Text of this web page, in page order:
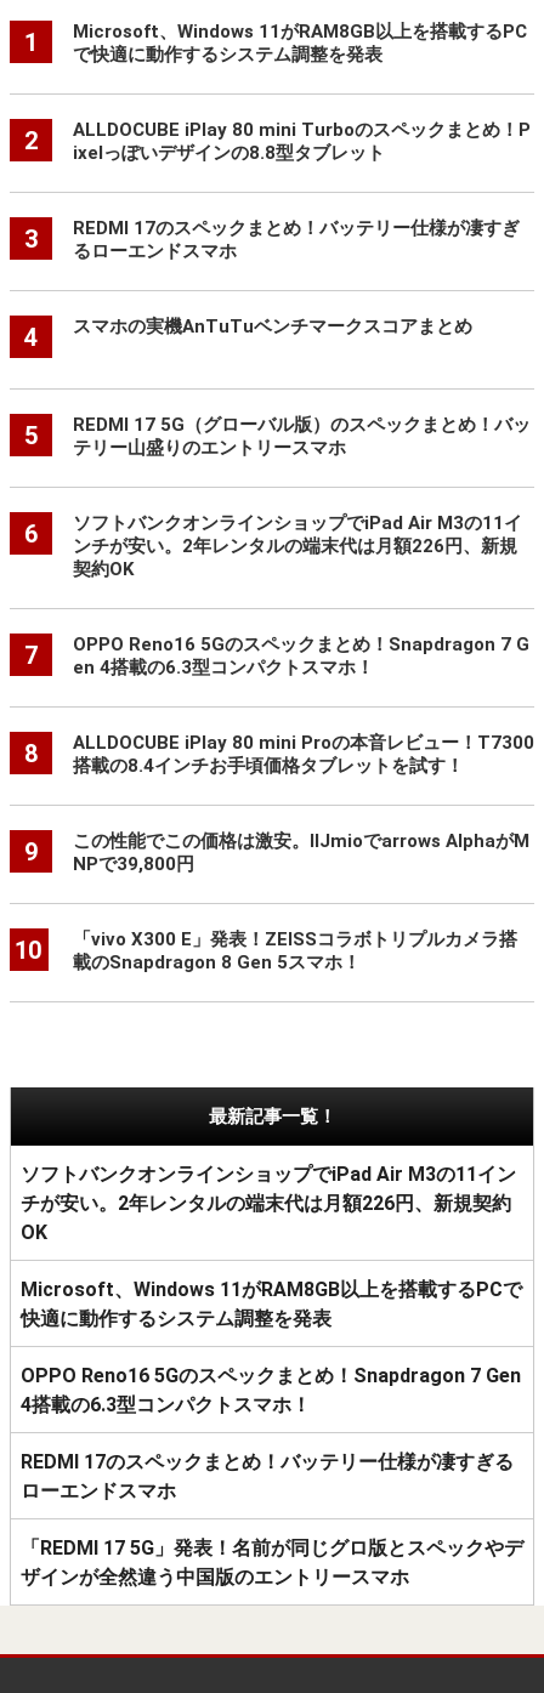
1
Microsoft、Windows 11がRAM8GB以上を搭載するPC
で快適に動作するシステム調整を発表
2
ALLDOCUBE iPlay 80 mini Turboのスペックまとめ！P
ixelっぽいデザインの8.8型タブレット
3
REDMI 17のスペックまとめ！バッテリー仕様が凄すぎ
るローエンドスマホ
4 スマホの実機AnTuTuベンチマークスコアまとめ
5
REDMI 17 5G（グローバル版）のスペックまとめ！バッ
テリー山盛りのエントリースマホ
6
ソフトバンクオンラインショップでiPad Air M3の11イ
ンチが安い。2年レンタルの端末代は月額226円、新規
契約OK
7
OPPO Reno16 5Gのスペックまとめ！Snapdragon 7 G
en 4搭載の6.3型コンパクトスマホ！
8
ALLDOCUBE iPlay 80 mini Proの本音レビュー！T7300
搭載の8.4インチお手頃価格タブレットを試す！
9
この性能でこの価格は激安。IIJmioでarrows AlphaがM
NPで39,800円
10
「vivo X300 E」発表！ZEISSコラボトリプルカメラ搭
載のSnapdragon 8 Gen 5スマホ！
最新記事一覧！
ソフトバンクオンラインショップでiPad Air M3の11イン
チが安い。2年レンタルの端末代は月額226円、新規契約
OK
Microsoft、Windows 11がRAM8GB以上を搭載するPCで
快適に動作するシステム調整を発表
OPPO Reno16 5Gのスペックまとめ！Snapdragon 7 Gen
4搭載の6.3型コンパクトスマホ！
REDMI 17のスペックまとめ！バッテリー仕様が凄すぎる
ローエンドスマホ
「REDMI 17 5G」発表！名前が同じグロ版とスペックやデ
ザインが全然違う中国版のエントリースマホ